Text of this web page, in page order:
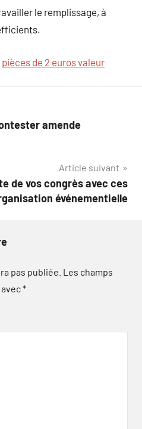
le remplissage, à
pièces de 2 euros valeur
amende
Article suivant
de vos congrès avec ces
événementielle
pas publiée. Les champs
*